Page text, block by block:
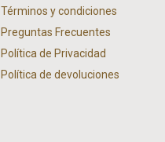
Términos y condiciones
Preguntas Frecuentes
Política de Privacidad
Política de devoluciones